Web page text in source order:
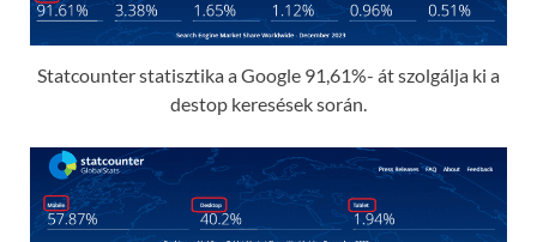
Statcounter statisztika a Google 91,61%- át szolgálja ki a
destop keresések során.